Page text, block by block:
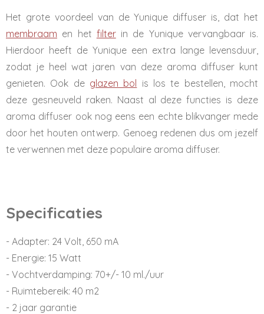
Het grote voordeel van de Yunique diffuser is, dat het
membraam en het filterin de Yunique vervangbaar is.
Hierdoor heeft de Yunique een extra lange levensduur,
zodat je heel wat jaren van deze aroma diffuser kunt
genieten. Ook de glazen bol is los te bestellen, mocht
deze gesneuveld raken. Naast al deze functies is deze
aroma diffuser ook nog eens een echte blikvanger mede
door het houten ontwerp. Genoeg redenen dus om jezelf
te verwennen met deze populaire aroma diffuser.
Specificaties
- Adapter: 24 Volt, 650 mA
- Energie: 15 Watt
- Vochtverdamping: 70+/- 10 ml./uur
- Ruimtebereik: 40 m2
- 2 jaar garantie